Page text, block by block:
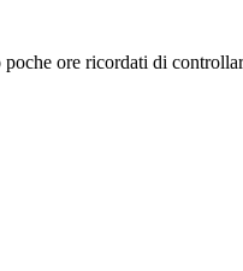
ore ricordati di